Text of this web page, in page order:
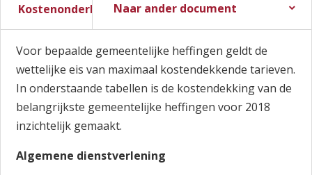
Naar ander document
Stadsbegroting 2017
Stadsrekening 2016
Kostenonderbouwing
Voor bepaalde gemeentelijke heffingen geldt de
wettelijke eis van maximaal kostendekkende tarieven.
In onderstaande tabellen is de kostendekking van de
belangrijkste gemeentelijke heffingen voor 2018
inzichtelijk gemaakt.
Algemene dienstverlening